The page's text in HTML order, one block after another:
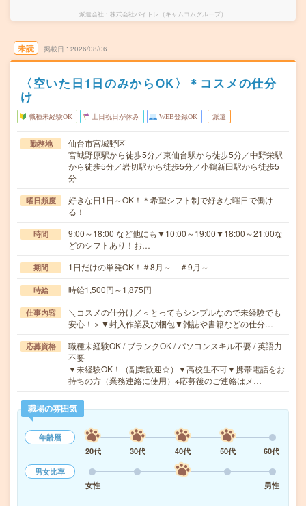
派遣会社 株式会社バイトレ（キャムコムグループ）
未読 掲載日 2026/08/06
〈空いた日1日のみからOK〉＊コスメの仕分
け
職種未経験OK 土日祝日が休み WEB登録OK 派遣
勤務地
仙台市宮城野区
宮城野原駅から徒歩5分／東仙台駅から徒歩5分／中野栄駅
から徒歩5分／岩切駅から徒歩5分／小鶴新田駅から徒歩5
分
曜日頻度
好きな日1日～OK！＊希望シフト制で好きな曜日で働け
る！
時間
9:00～18:00 など他にも▼10:00～19:00▼18:00～21:00な
どのシフトあり！お…
期間 1日だけの単発OK！＃8月～ ＃9月～
時給 時給1,500円～1,875円
仕事内容
＼コスメの仕分け／＜とってもシンプルなので未経験でも
安心！＞▼封入作業及び梱包▼雑誌や書籍などの仕分…
応募資格
職種未経験OK / ブランクOK / パソコンスキル不要 / 英語力
不要
▼未経験OK！（副業歓迎☆）▼高校生不可▼携帯電話をお
持ちの方（業務連絡に使用）※応募後のご連絡はメ…
職場の雰囲気
年齢層
20代
30代 40代 50代
60代
男女比率
女性
男性